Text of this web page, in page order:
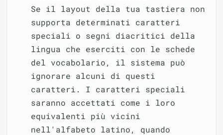
Se il layout della tua tastiera non
supporta determinati caratteri
speciali o segni diacritici della
lingua che eserciti con le schede
del vocabolario, il sistema può
ignorare alcuni di questi
caratteri. I caratteri speciali
saranno accettati come i loro
equivalenti più vicini
nell'alfabeto latino, quando